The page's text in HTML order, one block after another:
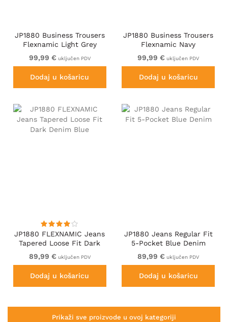
JP1880 Business Trousers
Flexnamic Light Grey
99,99 € uključen PDV
Dodaj u košaricu
JP1880 Business Trousers
Flexnamic Navy
99,99 € uključen PDV
Dodaj u košaricu
JP1880 FLEXNAMIC Jeans
Tapered Loose Fit Dark
Denim Blue
89,99 € uključen PDV
Dodaj u košaricu
JP1880 Jeans Regular Fit
5-Pocket Blue Denim
89,99 € uključen PDV
Dodaj u košaricu
Prikaži sve proizvode u ovoj kategoriji